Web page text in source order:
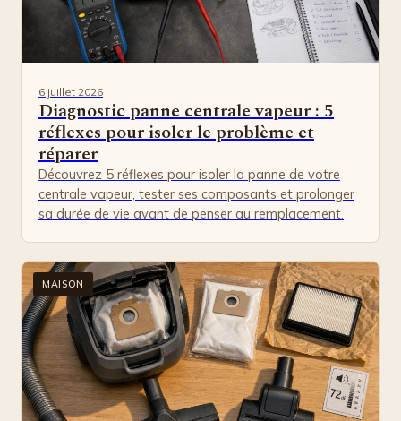
Diagnostic panne centrale vapeur : 5
réflexes pour isoler le problème et
réparer
6 juillet 2026
Découvrez 5 réflexes pour isoler la panne de votre
centrale vapeur, tester ses composants et prolonger
sa durée de vie avant de penser au remplacement.
MAISON